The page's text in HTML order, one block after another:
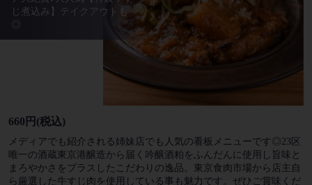
じ煮込み】テイクアウトも
◎
660円 (税込)
メディアでも紹介される姉妹店でも人気の看板メニューです◎23区
唯一の酒蔵東京港醸造から届く吟醸酒粕をふんだんに使用し旨味と
まろやかさをプラスしたこだわりの逸品。東京食肉市場から店主自
ら厳選した牛すじ肉を使用している事も魅力です。ぜひご賞味くだ